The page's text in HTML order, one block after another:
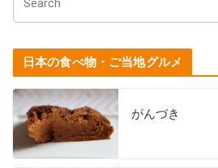
日本の食べ物・ご当地グルメ
がんづき